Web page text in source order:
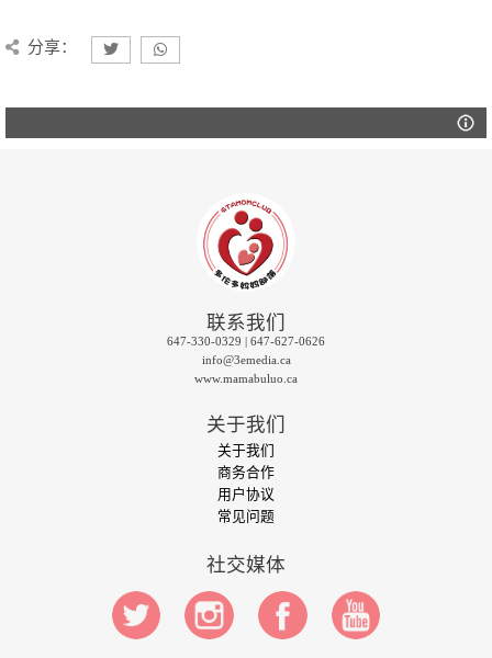
分享：
联系我们
647-330-0329 | 647-627-0626
info@3emedia.ca
www.mamabuluo.ca
关于我们
关于我们
商务合作
用户协议
常见问题
社交媒体